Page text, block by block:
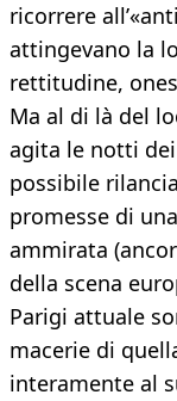
ricorrere
attingevano la
rettitudine,
Ma al di là del
agita le notti
possibile
promesse di
ammirata
della scena
Parigi attuale
macerie di
interamente al